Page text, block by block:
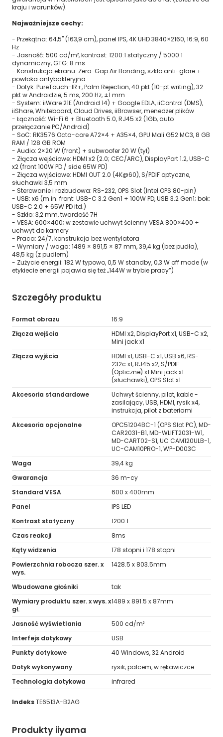
kraju i warunków).
Najważniejsze cechy:
- Przekątna: 64,5" (163,9 cm), panel IPS, 4K UHD 3840×2160, 16:9, 60
Hz
- Jasność: 500 cd/m², kontrast: 1200:1 statyczny / 5000:1
dynamiczny, GTG: 8 ms
- Konstrukcja ekranu: Zero-Gap Air Bonding, szkło anti-glare +
powłoka antybakteryjna
- Dotyk: PureTouch-IR+, Palm Rejection, 40 pkt (10-pt writing), 32
pkt w Androidzie, 5 ms, 200 Hz, ±1 mm
- System: iiWare 21E (Android 14) + Google EDLA, iiControl (DMS),
iiShare, Whiteboard, Cloud Drives, iiBrowser, menedżer plików
- Łączność: Wi-Fi 6 + Bluetooth 5.0, RJ45 x2 (1Gb, auto
przełączanie PC/Android)
- SoC: RK3576 Octa-core A72×4 + A35×4, GPU Mali G52 MC3, 8 GB
RAM / 128 GB ROM
- Audio: 2×20 W (front) + subwoofer 20 W (tył)
- Złącza wejściowe: HDMI x2 (2.0; CEC/ARC), DisplayPort 1.2, USB-C
x2 (front 100W PD / side 65W PD)
- Złącza wyjściowe: HDMI OUT 2.0 (4K@60), S/PDIF optyczne,
słuchawki 3,5 mm
- Sterowanie i rozbudowa: RS-232, OPS Slot (Intel OPS 80-pin)
- USB: x6 (m.in. front: USB-C 3.2 Gen1 + 100W PD, USB 3.2 Gen1; bok:
USB-C 2.0 + 65W PD itd.)
- Szkło: 3,2 mm, twardość 7H
- VESA: 600×400; w zestawie uchwyt ścienny VESA 800×400 +
uchwyt do kamery
- Praca: 24/7, konstrukcja bez wentylatora
- Wymiary / waga: 1489 × 891,5 × 87 mm, 39,4 kg (bez pudła),
48,5 kg (z pudłem)
- Zużycie energii: 182 W typowo, 0,5 W standby, 0,3 W off mode (w
etykiecie energii pojawia się też „144W w trybie pracy”)
Szczegóły produktu
Format obrazu
16:9
Złącza wejścia
HDMI x2, DisplayPort x1, USB-C x2,
Mini jack x1
Złącza wyjścia
HDMI x1, USB-C x1, USB x6, RS-
232c x1, RJ45 x2, S/PDIF
(Opticzne) x1 Mini jack x1
(słuchawki), OPS Slot x1
Akcesoria standardowe
Uchwyt ścienny, pilot, kable -
zasilający, USB, HDMI, rysik x4,
instrukcja, pilot z bateriami
Akcesoria opcjonalne
OPC51204BC-1 (OPS Slot PC), MD-
CAR2031-B1, MD-WLIFT2031-W1,
MD-CART02-S1, UC CAM120ULB-1,
UC-CAM10PRO-1, WP-D003C
Waga
39,4 kg
Gwarancja
36 m-cy
Standard VESA
600 x 400mm
Panel
IPS LED
Kontrast statyczny
1200:1
Czas reakcji
8ms
Kąty widzenia
178 stopni i 178 stopni
Powierzchnia robocza szer. x
wys.
1428.5 x 803.5mm
Wbudowane głośniki
tak
Wymiary produktu szer. x wys. x
gł.
1489 x 891.5 x 87mm
Jasność wyświetlania
500 cd/m²
Interfejs dotykowy
USB
Punkty dotykowe
40 Windows, 32 Android
Dotyk wykonywany
rysik, palcem, w rękawiczce
Technologia dotykowa
infrared
IndeksTE6513A-B2AG
Produkty iiyama